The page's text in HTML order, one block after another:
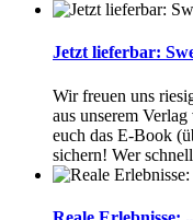
Jetzt lieferbar:
Wir freuen uns
aus unserem
euch das E-Book
sichern! Wer schnell